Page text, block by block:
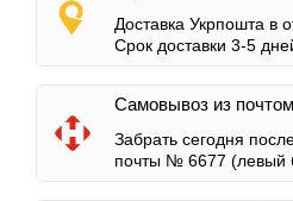
Доставка Укрпошта в
Срок доставки 3-5
Самовывоз из
Забрать сегодня
почты № 6677 (левый